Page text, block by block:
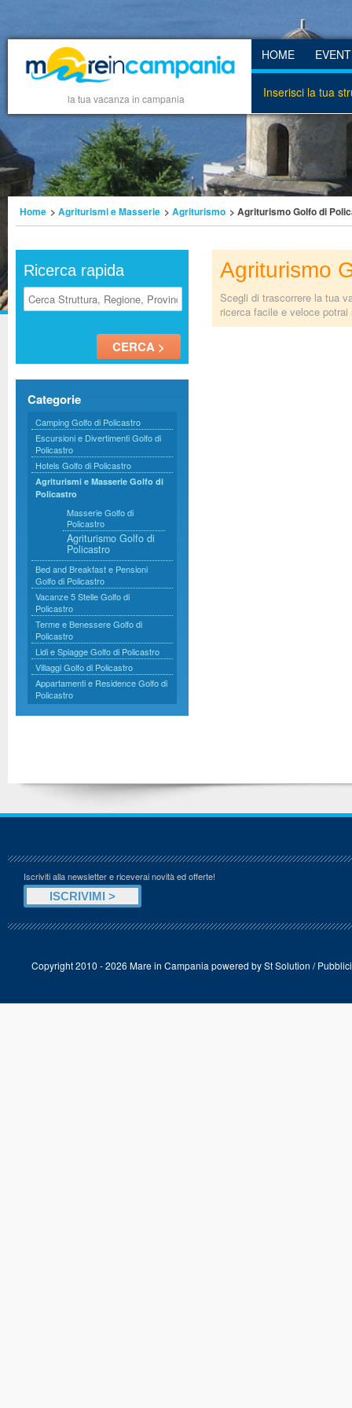
la tua vacanza in campania
HOME
Inserisci la tua
Home > Agriturismi e Masserie > Agriturismo > Agriturismo Golfo di
Ricerca rapida
Categorie
Camping Golfo di Policastro
Escursioni e Divertimenti Golfo di
Policastro
Hotels Golfo di Policastro
Agriturismi e Masserie Golfo di
Policastro
Masserie Golfo di
Policastro
Agriturismo Golfo di
Policastro
Bed and Breakfast e Pensioni
Golfo di Policastro
Vacanze 5 Stelle Golfo di
Policastro
Terme e Benessere Golfo di
Policastro
Lidi e Spiagge Golfo di Policastro
Villaggi Golfo di Policastro
Appartamenti e Residence Golfo di
Policastro
Agriturismo
Scegli di trascorrere la tua
ricerca facile e veloce
Iscriviti alla newsletter e riceverai novità ed offerte!
Copyright 2010 - 2026 Mare in Campania powered bySt Solution /